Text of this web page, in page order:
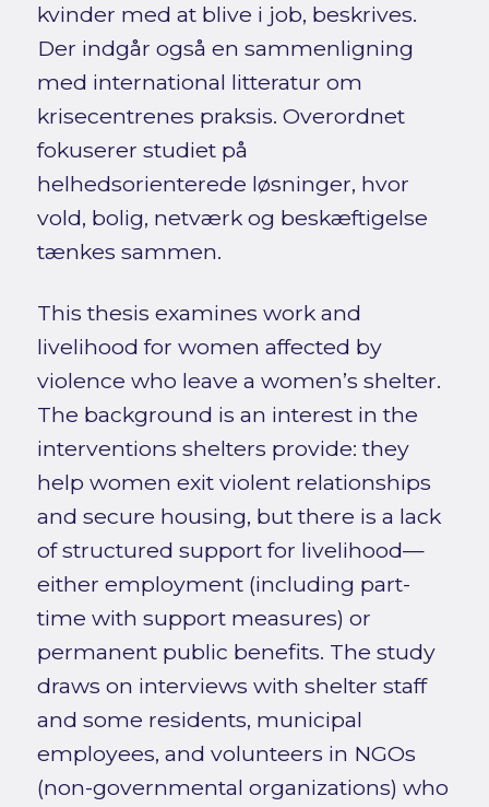
kvinder med at blive i job, beskrives.
Der indgår også en sammenligning
med international litteratur om
krisecentrenes praksis. Overordnet
fokuserer studiet på
helhedsorienterede løsninger, hvor
vold, bolig, netværk og beskæftigelse
tænkes sammen.
This thesis examines work and
livelihood for women affected by
violence who leave a women’s shelter.
The background is an interest in the
interventions shelters provide: they
help women exit violent relationships
and secure housing, but there is a lack
of structured support for livelihood—
either employment (including part-
time with support measures) or
permanent public benefits. The study
draws on interviews with shelter staff
and some residents, municipal
employees, and volunteers in NGOs
(non-governmental organizations) who